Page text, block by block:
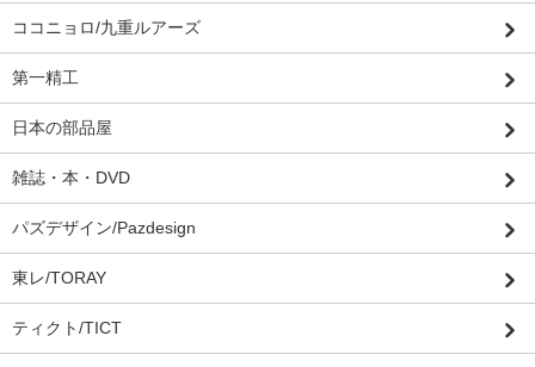
ココニョロ/九重ルアーズ
第一精工
日本の部品屋
雑誌・本・DVD
パズデザイン/Pazdesign
東レ/TORAY
ティクト/TICT